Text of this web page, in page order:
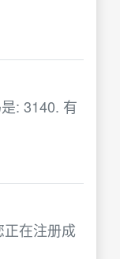
: 3140. 有
正在注册成